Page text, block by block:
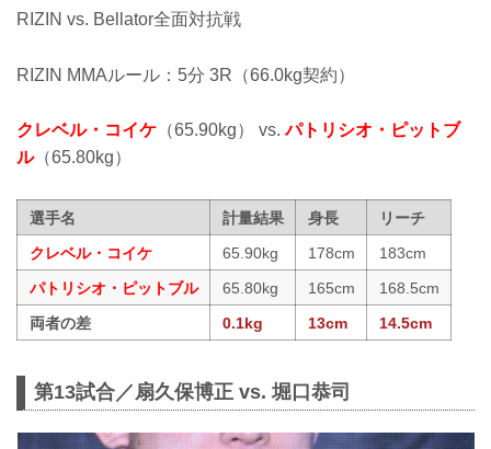
RIZIN vs. Bellator全面対抗戦
RIZIN MMAルール：5分 3R（66.0kg契約）
クレベル・コイケ （65.90kg） vs.パトリシオ・ピットブ
ル（65.80kg）
選手名 計量結果 身長
リーチ
クレベル・コイケ
65.90kg 178cm
183cm
パトリシオ・ピットブル
65.80kg 165cm
168.5cm
両者の差
0.1kg 13cm 14.5cm
第13試合／扇久保博正 vs. 堀口恭司